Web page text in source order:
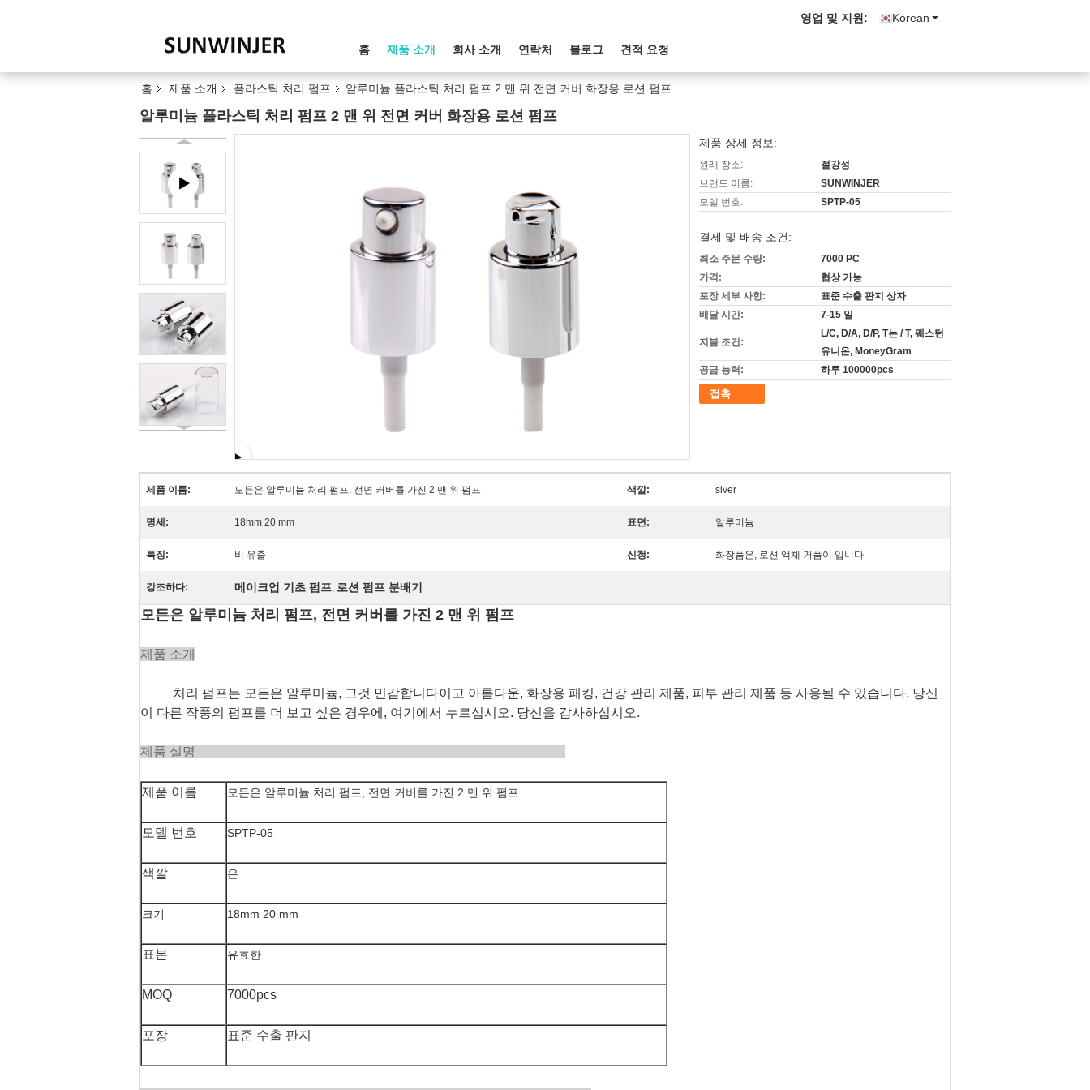
Korean
영업 및 지원:
홈 제품 소개 회사 소개 연락처 블로그 견적 요청
홈 제품 소개 플라스틱 처리 펌프 알루미늄 플라스틱 처리 펌프 2 맨 위 전면 커버 화장용 로션 펌프
알루미늄 플라스틱 처리 펌프 2 맨 위 전면 커버 화장용 로션 펌프
제품 상세 정보:
원래 장소:
절강성
브랜드 이름:
SUNWINJER
모델 번호:
SPTP-05
결제 및 배송 조건:
최소 주문 수량:
7000 PC
가격:
협상 가능
포장 세부 사항:
표준 수출 판지 상자
배달 시간:
7-15 일
지불 조건:
L/C, D/A, D/P, T는 / T, 웨스턴
유니온, MoneyGram
공급 능력:
하루 100000pcs
접촉
제품 이름: 모든은 알루미늄 처리 펌프, 전면 커버를 가진 2 맨 위 펌프 색깔: siver
명세: 18mm 20 mm 표면: 알루미늄
특징: 비 유출 신청: 화장품은, 로션 액체 거품이 입니다
강조하다: 메이크업 기초 펌프, 로션 펌프 분배기
모든은 알루미늄 처리 펌프, 전면 커버를 가진 2 맨 위 펌프
제품 소개
처리 펌프는 모든은 알루미늄, 그것 민감합니다이고 아름다운, 화장용 패킹, 건강 관리 제품, 피부 관리 제품 등 사용될 수 있습니다. 당신
이 다른 작풍의 펌프를 더 보고 싶은 경우에, 여기에서 누르십시오. 당신을 감사하십시오.
제품 설명
제품 이름 모든은 알루미늄 처리 펌프, 전면 커버를 가진 2 맨 위 펌프
모델 번호 SPTP-05
색깔 은
크기 18mm 20 mm
표본 유효한
MOQ 7000pcs
포장 표준 수출 판지